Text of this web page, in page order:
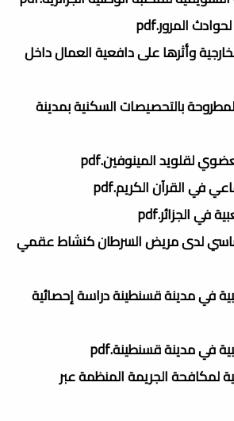
الخارجية وأثرها على دافعية العمال داخل
المطروحة بالتحصيصات السكنية بمدينة
الساسي لدى مريض السرطان كنشاط عقمي
الشعبية في مدينة قسنطينة دراسة إحصائية
لمكافحة الجريمة المنظمة عبر